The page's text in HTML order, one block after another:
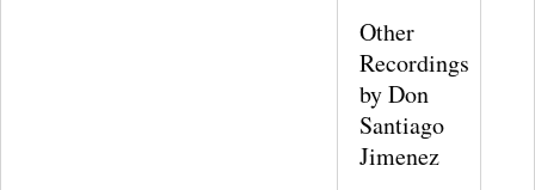
Other
Recordings
by Don
Santiago
Jimenez